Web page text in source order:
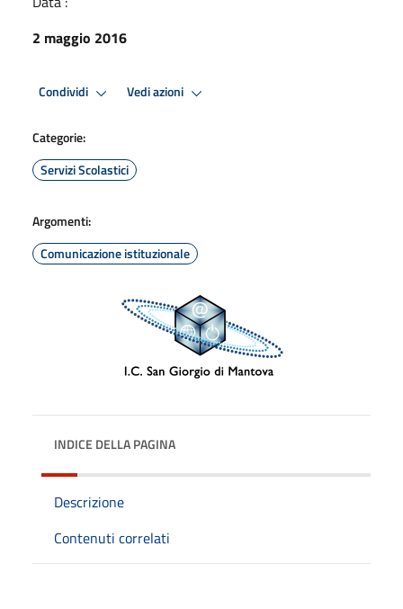
2 maggio 2016
Condividi Vedi azioni
Categorie:
Servizi Scolastici
Argomenti:
Comunicazione istituzionale
INDICE DELLA PAGINA
Descrizione
Contenuti correlati